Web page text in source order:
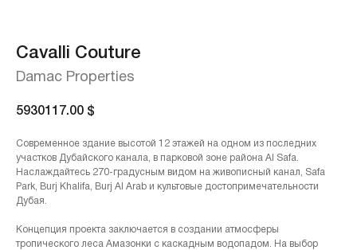
Cavalli Couture
Damac Properties
5930117.00 $
Современное здание высотой 12 этажей на одном из последних
участков Дубайского канала, в парковой зоне района Al Safa.
Наслаждайтесь 270-градусным видом на живописный канал, Safa
Park, Burj Khalifa, Burj Al Arab и культовые достопримечательности
Дубая.
Концепция проекта заключается в создании атмосферы
тропического леса Амазонки с каскадным водопадом. На выбор